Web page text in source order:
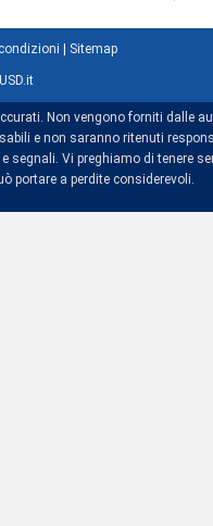
Sitemap
Non vengono forniti dalle
e non saranno ritenuti
Vi preghiamo di tenere
portare a perdite considerevoli.